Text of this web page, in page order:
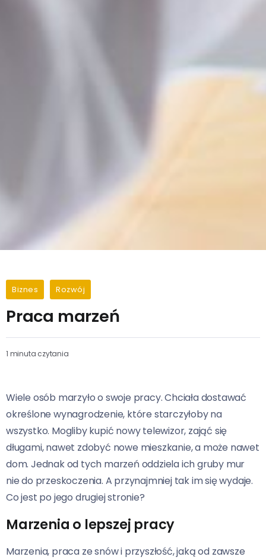
Biznes Rozwój
Praca marzeń
1 minuta czytania
Wiele osób marzyło o swoje pracy. Chciała dostawać
określone wynagrodzenie, które starczyłoby na
wszystko. Mogliby kupić nowy telewizor, zająć się
długami, nawet zdobyć nowe mieszkanie, a może nawet
dom. Jednak od tych marzeń oddziela ich gruby mur
nie do przeskoczenia. A przynajmniej tak im się wydaje.
Co jest po jego drugiej stronie?
Marzenia o lepszej pracy
Marzenia, praca ze snów i przyszłość, jaką od zawsze